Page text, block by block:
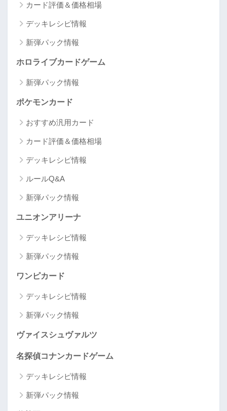
カード評価＆価格相場
デッキレシピ情報
新弾パック情報
ホロライブカードゲーム
新弾パック情報
ポケモンカード
おすすめ汎用カード
カード評価＆価格相場
デッキレシピ情報
ルールQ&A
新弾パック情報
ユニオンアリーナ
デッキレシピ情報
新弾パック情報
ワンピカード
デッキレシピ情報
新弾パック情報
ヴァイスシュヴァルツ
名探偵コナンカードゲーム
デッキレシピ情報
新弾パック情報